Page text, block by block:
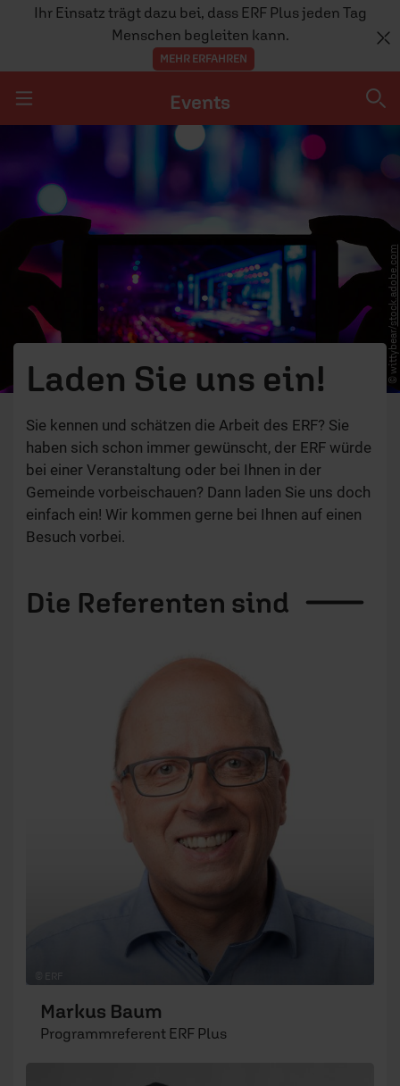
Ihr Einsatz trägt dazu bei, dass ERF Plus jeden Tag
Menschen begleiten kann.
MEHR ERFAHREN
Events
ERF UNTERWEGS
© wittybear/
stock.adobe.com
Laden Sie uns ein!
Sie kennen und schätzen die Arbeit des ERF? Sie
haben sich schon immer gewünscht, der ERF würde
bei einer Veranstaltung oder bei Ihnen in der
Gemeinde vorbeischauen? Dann laden Sie uns doch
einfach ein! Wir kommen gerne bei Ihnen auf einen
Besuch vorbei.
Die Referenten sind
© ERF
Markus Baum
Programmreferent ERF Plus